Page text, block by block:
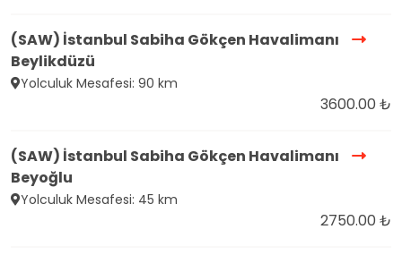
(SAW) İstanbul Sabiha Gökçen Havalimanı
Beylikdüzü
Yolculuk Mesafesi: 90 km
3600.00 ₺
(SAW) İstanbul Sabiha Gökçen Havalimanı
Beyoğlu
Yolculuk Mesafesi: 45 km
2750.00 ₺